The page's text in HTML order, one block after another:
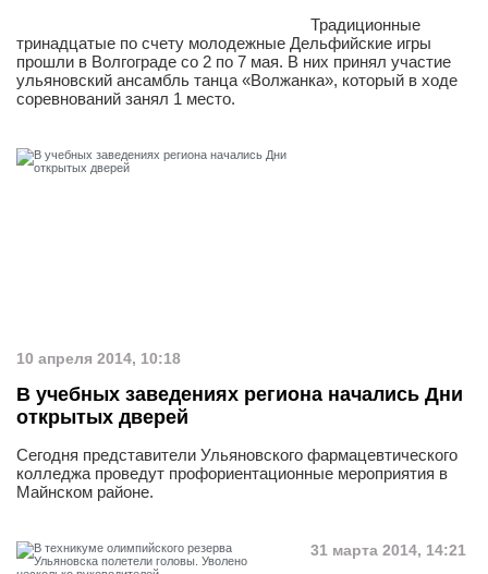
Традиционные
тринадцатые по счету молодежные Дельфийские игры
прошли в Волгограде со 2 по 7 мая. В них принял участие
ульяновский ансамбль танца «Волжанка», который в ходе
соревнований занял 1 место.
10 апреля 2014, 10:18
В учебных заведениях региона начались Дни
открытых дверей
Сегодня представители Ульяновского фармацевтического
колледжа проведут профориентационные мероприятия в
Майнском районе.
31 марта 2014, 14:21